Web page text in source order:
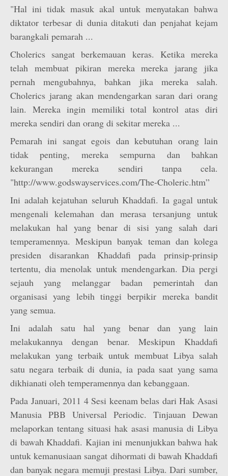
"Hal ini tidak masuk akal untuk menyatakan bahwa
diktator terbesar di dunia ditakuti dan penjahat kejam
barangkali pemarah ...
Cholerics sangat berkemauan keras. Ketika mereka
telah membuat pikiran mereka mereka jarang jika
pernah mengubahnya, bahkan jika mereka salah.
Cholerics jarang akan mendengarkan saran dari orang
lain. Mereka ingin memiliki total kontrol atas diri
mereka sendiri dan orang di sekitar mereka ...
Pemarah ini sangat egois dan kebutuhan orang lain
tidak penting, mereka sempurna dan bahkan
kekurangan mereka sendiri tanpa cela.
"http://www.godswayservices.com/The-Choleric.htm”
Ini adalah kejatuhan seluruh Khaddafi. Ia gagal untuk
mengenali kelemahan dan merasa tersanjung untuk
melakukan hal yang benar di sisi yang salah dari
temperamennya. Meskipun banyak teman dan kolega
presiden disarankan Khaddafi pada prinsip-prinsip
tertentu, dia menolak untuk mendengarkan. Dia pergi
sejauh yang melanggar badan pemerintah dan
organisasi yang lebih tinggi berpikir mereka bandit
yang semua.
Ini adalah satu hal yang benar dan yang lain
melakukannya dengan benar. Meskipun Khaddafi
melakukan yang terbaik untuk membuat Libya salah
satu negara terbaik di dunia, ia pada saat yang sama
dikhianati oleh temperamennya dan kebanggaan.
Pada Januari, 2011 4 Sesi keenam belas dari Hak Asasi
Manusia PBB Universal Periodic. Tinjauan Dewan
melaporkan tentang situasi hak asasi manusia di Libya
di bawah Khaddafi. Kajian ini menunjukkan bahwa hak
untuk kemanusiaan sangat dihormati di bawah Khaddafi
dan banyak negara memuji prestasi Libya. Dari sumber,